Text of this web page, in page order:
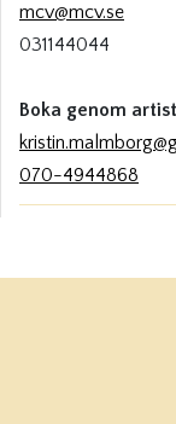
mcv@mcv.se
031144044
Boka genom
070-4944868